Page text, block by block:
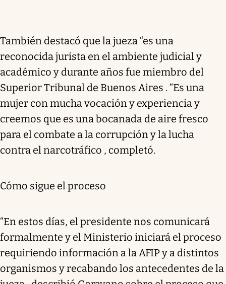
También destacó que la jueza “es una
reconocida jurista en el ambiente judicial y
académico y durante años fue miembro del
Superior Tribunal de Buenos Aires . “Es una
mujer con mucha vocación y experiencia y
creemos que es una bocanada de aire fresco
para el combate a la corrupción y la lucha
contra el narcotráfico , completó.
Cómo sigue el proceso
“En estos días, el presidente nos comunicará
formalmente y el Ministerio iniciará el proceso
requiriendo información a la AFIP y a distintos
organismos y recabando los antecedentes de la